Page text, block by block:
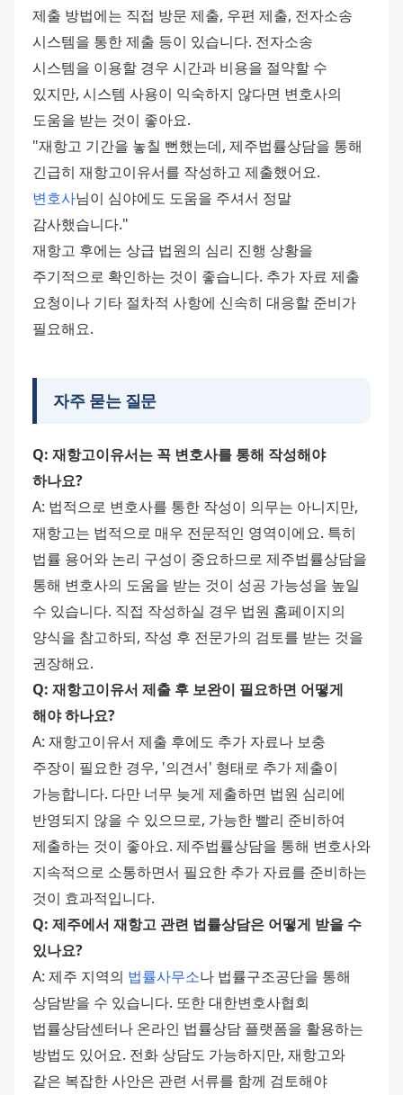
제출 방법에는 직접 방문 제출, 우편 제출, 전자소송
시스템을 통한 제출 등이 있습니다. 전자소송
시스템을 이용할 경우 시간과 비용을 절약할 수
있지만, 시스템 사용이 익숙하지 않다면 변호사의
도움을 받는 것이 좋아요.
"재항고 기간을 놓칠 뻔했는데, 제주법률상담을 통해
변호사님이 심야에도 도움을 주셔서 정말
감사했습니다."
재항고 후에는 상급 법원의 심리 진행 상황을
주기적으로 확인하는 것이 좋습니다. 추가 자료 제출
요청이나 기타 절차적 사항에 신속히 대응할 준비가
필요해요.
자주 묻는 질문
Q: 재항고이유서는 꼭 변호사를 통해 작성해야
하나요?
A: 법적으로 변호사를 통한 작성이 의무는 아니지만,
재항고는 법적으로 매우 전문적인 영역이에요. 특히
법률 용어와 논리 구성이 중요하므로 제주법률상담을
통해 변호사의 도움을 받는 것이 성공 가능성을 높일
수 있습니다. 직접 작성하실 경우 법원 홈페이지의
양식을 참고하되, 작성 후 전문가의 검토를 받는 것을
권장해요.
Q: 재항고이유서 제출 후 보완이 필요하면 어떻게
해야 하나요?
A: 재항고이유서 제출 후에도 추가 자료나 보충
주장이 필요한 경우, '의견서' 형태로 추가 제출이
가능합니다. 다만 너무 늦게 제출하면 법원 심리에
반영되지 않을 수 있으므로, 가능한 빨리 준비하여
제출하는 것이 좋아요. 제주법률상담을 통해 변호사와
지속적으로 소통하면서 필요한 추가 자료를 준비하는
것이 효과적입니다.
Q: 제주에서 재항고 관련 법률상담은 어떻게 받을 수
있나요?
A: 제주 지역의 법률사무소나 법률구조공단을 통해
상담받을 수 있습니다. 또한 대한변호사협회
법률상담센터나 온라인 법률상담 플랫폼을 활용하는
방법도 있어요. 전화 상담도 가능하지만, 재항고와
같은 복잡한 사안은 관련 서류를 함께 검토해야